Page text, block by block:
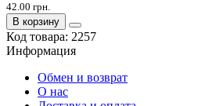
42.00 грн.
В корзину
Код товара: 2257
Информация
Обмен и возврат
О нас